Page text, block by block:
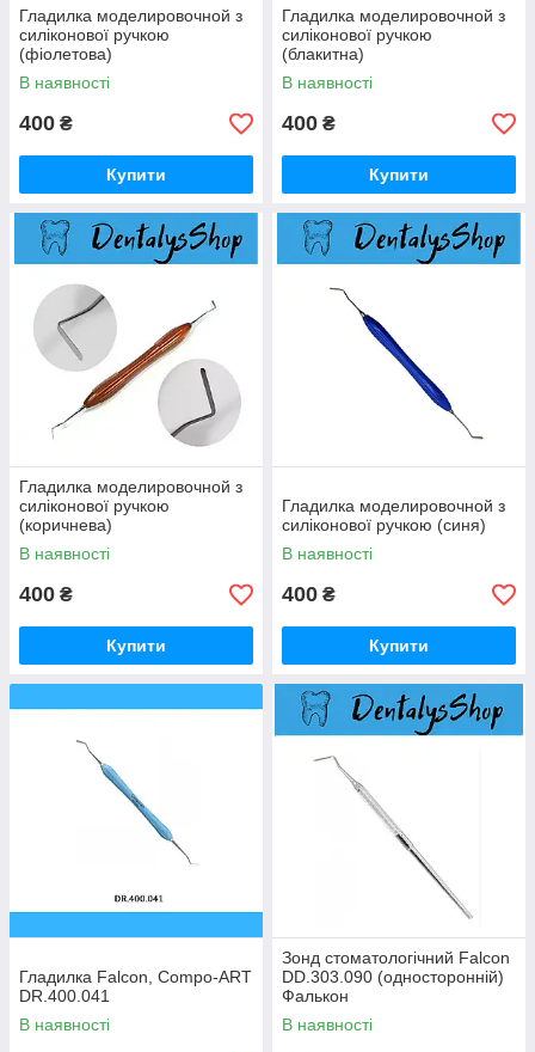
Гладилка моделировочной з
силіконової ручкою
(фіолетова)
В наявності
400 ₴
Купити
Гладилка моделировочной з
силіконової ручкою
(блакитна)
В наявності
400 ₴
Купити
Гладилка моделировочной з
силіконової ручкою
(коричнева)
В наявності
400 ₴
Купити
Гладилка моделировочной з
силіконової ручкою (синя)
В наявності
400 ₴
Купити
Гладилка Falcon, Compo-ART
DR.400.041
В наявності
Зонд стоматологічний Falcon
DD.303.090 (односторонній)
Фалькон
В наявності